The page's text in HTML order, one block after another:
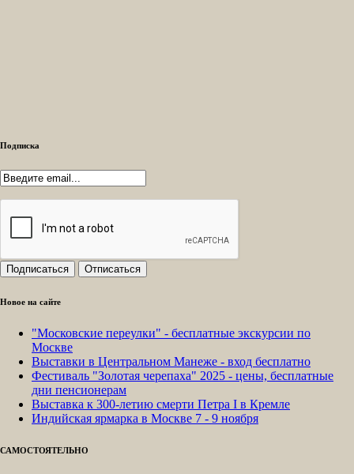
Подписка
Новое на сайте
"Московские переулки" - бесплатные экскурсии по
Москве
Выставки в Центральном Манеже - вход бесплатно
Фестиваль "Золотая черепаха" 2025 - цены, бесплатные
дни пенсионерам
Выставка к 300-летию смерти Петра I в Кремле
Индийская ярмарка в Москве 7 - 9 ноября
САМОСТОЯТЕЛЬНО